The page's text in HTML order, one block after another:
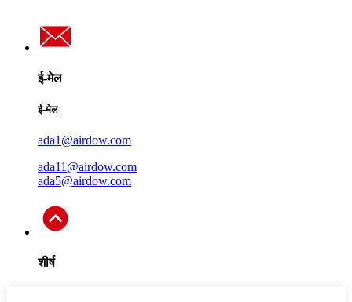
ई-मेल
ई-मेल
ada1@airdow.com
ada11@airdow.com
ada5@airdow.com
शीर्ष